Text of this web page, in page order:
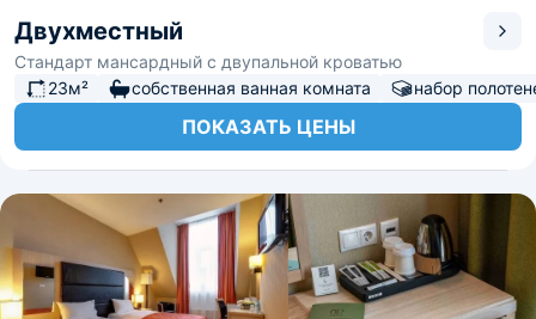
Двухместный
Стандарт мансардный с двупальной кроватью
23м²
собственная ванная комната набор
ПОКАЗАТЬ ЦЕНЫ